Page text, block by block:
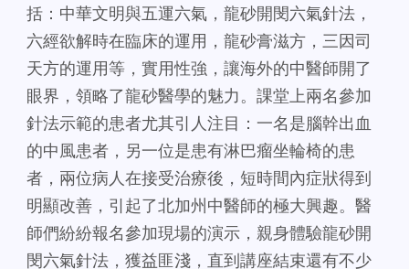
括：中華文明與五運六氣，龍砂開閔六氣針法，
六經欲解時在臨床的運用，龍砂膏滋方，三因司
天方的運用等，實用性強，讓海外的中醫師開了
眼界，領略了龍砂醫學的魅力。課堂上兩名參加
針法示範的患者尤其引人注目：一名是腦幹出血
的中風患者，另一位是患有淋巴瘤坐輪椅的患
者，兩位病人在接受治療後，短時間內症狀得到
明顯改善，引起了北加州中醫師的極大興趣。醫
師們紛紛報名參加現場的演示，親身體驗龍砂開
閔六氣針法，獲益匪淺，直到講座結束還有不少